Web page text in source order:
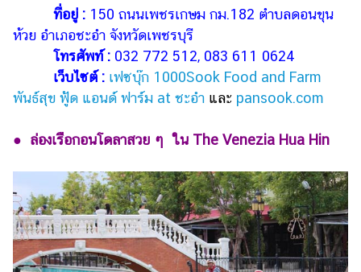
ที่อยู่ : 150 ถนนเพชรเกษม กม.182 ตำบลดอนขุน
ห้วย อำเภอชะอำ จังหวัดเพชรบุรี
โทรศัพท์ : 032 772 512, 083 611 0624
เว็บไซต์ : เฟซบุ๊ก 1000Sook Food and Farm
พันธ์สุข ฟู้ด แอนด์ ฟาร์ม at ชะอำ และ pansook.com
● ล่องเรือกอนโดลาสวย ๆ ใน The Venezia Hua Hin